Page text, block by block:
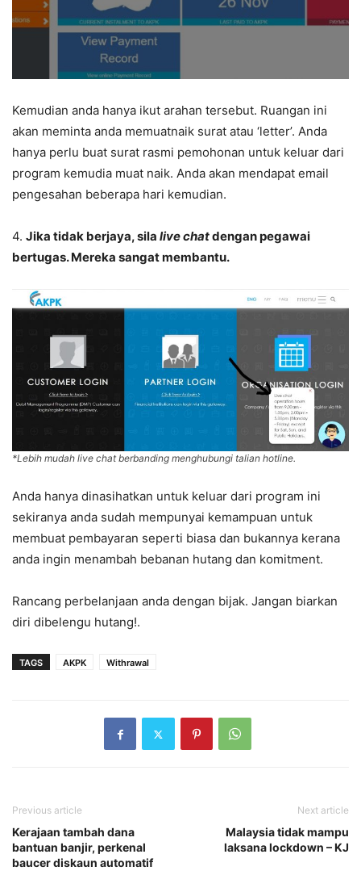
Kemudian anda hanya ikut arahan tersebut. Ruangan ini
akan meminta anda memuatnaik surat atau ‘letter’. Anda
hanya perlu buat surat rasmi pemohonan untuk keluar dari
program kemudia muat naik. Anda akan mendapat email
pengesahan beberapa hari kemudian.
4. Jika tidak berjaya, sila live chatdengan pegawai
bertugas. Mereka sangat membantu.
*Lebih mudah live chat berbanding menghubungi talian hotline.
Anda hanya dinasihatkan untuk keluar dari program ini
sekiranya anda sudah mempunyai kemampuan untuk
membuat pembayaran seperti biasa dan bukannya kerana
anda ingin menambah bebanan hutang dan komitment.
Rancang perbelanjaan anda dengan bijak. Jangan biarkan
diri dibelengu hutang!.
TAGS AKPK Withrawal
Previous article
Kerajaan tambah dana
bantuan banjir, perkenal
baucer diskaun automatif
Next article
Malaysia tidak mampu
laksana lockdown – KJ